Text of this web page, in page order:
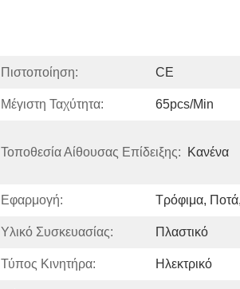
Πιστοποίηση: CE
Μέγιστη Ταχύτητα: 65pcs/min
Τοποθεσία Αίθουσας Επίδειξης: Κανένα
Εφαρμογή: Τρόφιμα,
Υλικό Συσκευασίας: Πλαστικό
Τύπος Κινητήρα: Ηλεκτρικό